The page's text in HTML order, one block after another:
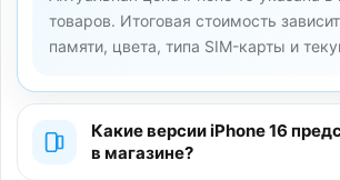
товаров. Итоговая стоимость
памяти, цвета, типа SIM-карты и
Какие версии iPhone 16
в магазине?